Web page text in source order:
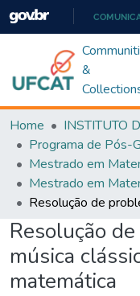
&
Home
Resolução
música
matemática